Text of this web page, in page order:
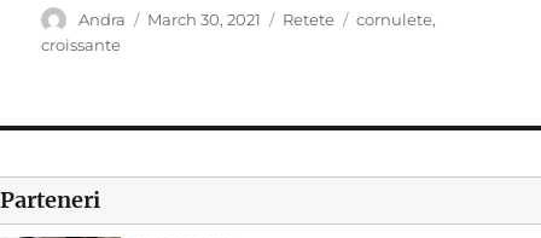
Author
Andra
Posted
March 30, 2021 Categories
Retete Tags
cornulete,
croissante
Parteneri